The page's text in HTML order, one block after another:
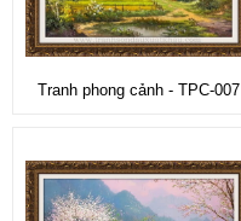
Tranh phong cảnh - TPC-007